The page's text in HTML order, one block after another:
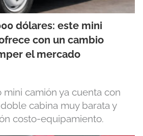
dólares: este mini
con un cambio
el mercado
mini camión ya cuenta con
cabina muy barata y
costo-equipamiento.